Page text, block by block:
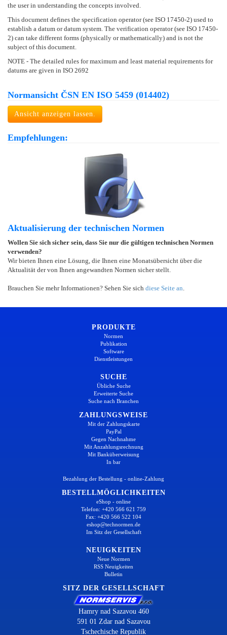
the user in understanding the concepts involved.
This document defines the specification operator (see ISO 17450-2) used to
establish a datum or datum system. The verification operator (see ISO 17450-
2) can take different forms (physically or mathematically) and is not the
subject of this document.
NOTE - The detailed rules for maximum and least material requirements for
datums are given in ISO 2692
Normansicht ČSN EN ISO 5459 (014402)
Ansicht anzeigen lassen.
Empfehlungen:
Aktualisierung der technischen Normen
Wollen Sie sich sicher sein, dass Sie nur die gültigen technischen Normen
verwenden?
Wir bieten Ihnen eine Lösung, die Ihnen eine Monatsübersicht über die
Aktualität der von Ihnen angewandten Normen sicher stellt.
Brauchen Sie mehr Informationen? Sehen Sie sich diese Seite an
PRODUKTE
Normen
Publikation
Software
Dienstleistungen
SUCHE
Übliche Suche
Erweiterte Suche
Suche nach Branchen
ZAHLUNGSWEISE
Mit der Zahlungskarte
PayPal
Gegen Nachnahme
Mit Anzahlungsrechnung
Mit Banküberweisung
In bar
Bezahlung der Bestellung - online-Zahlung
BESTELLMÖGLICHKEITEN
eShop - online
Telefon: +420 566 621 759
Fax: +420 566 522 104
eshop@technormen.de
Im Sitz der Gesellschaft
NEUIGKEITEN
Neue Normen
RSS Neuigkeiten
Bulletin
SITZ DER GESELLSCHAFT
Hamry nad Sazavou 460
591 01 Zdar nad Sazavou
Tschechische Republik